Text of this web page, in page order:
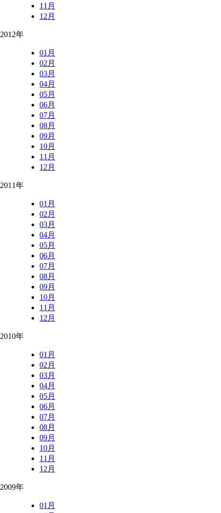
11月
12月
2012年
01月
02月
03月
04月
05月
06月
07月
08月
09月
10月
11月
12月
2011年
01月
02月
03月
04月
05月
06月
07月
08月
09月
10月
11月
12月
2010年
01月
02月
03月
04月
05月
06月
07月
08月
09月
10月
11月
12月
2009年
01月